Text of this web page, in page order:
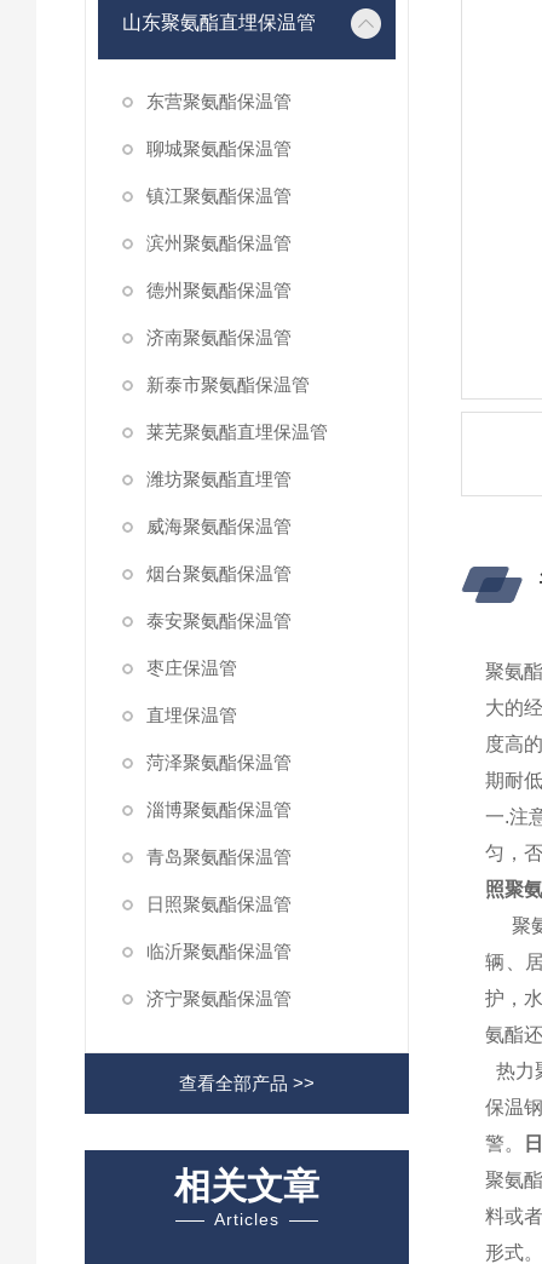
山东聚氨酯直埋保温管
东营聚氨酯保温管
聊城聚氨酯保温管
镇江聚氨酯保温管
滨州聚氨酯保温管
德州聚氨酯保温管
济南聚氨酯保温管
新泰市聚氨酯保温管
莱芜聚氨酯直埋保温管
潍坊聚氨酯直埋管
威海聚氨酯保温管
烟台聚氨酯保温管
泰安聚氨酯保温管
枣庄保温管
直埋保温管
菏泽聚氨酯保温管
淄博聚氨酯保温管
青岛聚氨酯保温管
日照聚氨酯保温管
临沂聚氨酯保温管
济宁聚氨酯保温管
查看全部产品 >>
相关文章
Articles
聚氨
大的
度高
期耐
一.注
匀，
照聚
聚氨
辆、
护，
氨酯
热力
保温
警。
聚氨
料或
形式